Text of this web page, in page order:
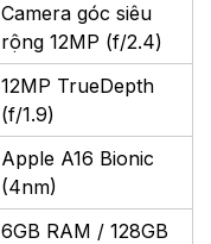
Camera góc siêu
rộng 12MP (f/2.4)
12MP TrueDepth
(f/1.9)
Apple A16 Bionic
(4nm)
6GB RAM / 128GB